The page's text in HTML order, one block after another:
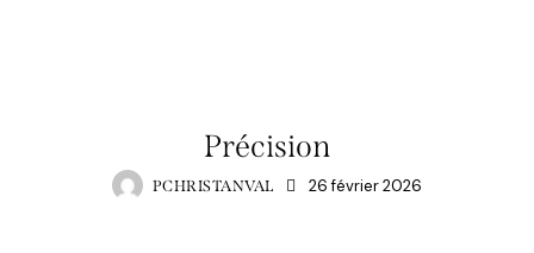
Précision
PCHRISTANVAL 26 février 2026